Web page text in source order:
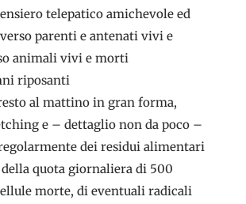
telepatico amichevole ed
parenti e antenati vivi e
animali vivi e morti
riposanti
al mattino in gran forma,
e – dettaglio non da poco –
dei residui alimentari
quota giornaliera di 500
morte, di eventuali radicali